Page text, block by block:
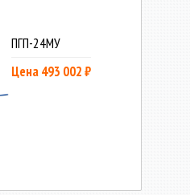
ПГП-24МУ
Цена 493 002 ₽